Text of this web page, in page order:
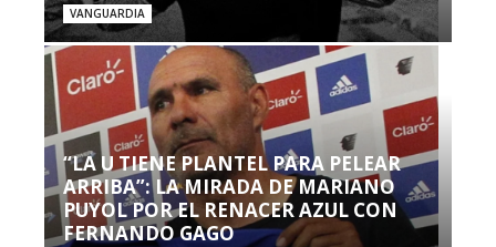
VANGUARDIA
“LA U TIENE PLANTEL PARA PELEAR
ARRIBA”: LA MIRADA DE MARIANO
PUYOL POR EL RENACER AZUL CON
FERNANDO GAGO